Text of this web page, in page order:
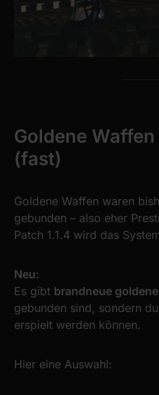
Goldene
(fast)
Goldene Waffen waren
gebunden – also eher
Patch 1.1.4 wird das
Neu:
Es gibt brandneue
gebunden sind, sondern
erspielt werden können.
Hier eine Auswahl: